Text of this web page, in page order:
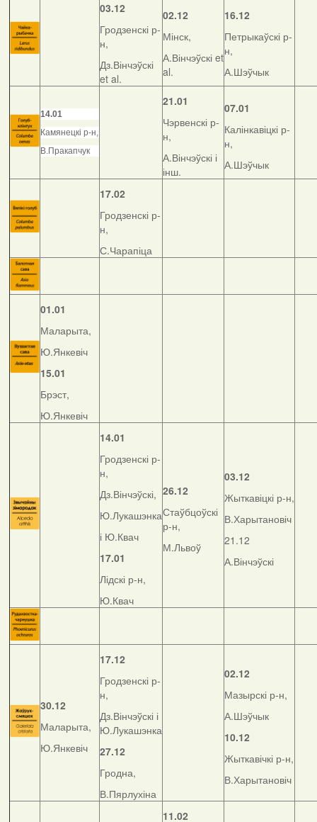
03.12
Гродзенскі р-
н,
Дз.Вінчэўскі
et al.
02.12
Мінск,
А.Вінчэўскі et
al.
16.12
Петрыкаўскі р-
н,
А.Шэўчык
14.01
Камянецкі р-н,
В.Пракапчук
21.01
Чэрвенскі р-
н,
А.Вінчэўскі і
інш.
07.01
Калінкавіцкі р-
н,
А.Шэўчык
17.02
Гродзенскі р-
н,
С.Чарапіца
01.01
Маларыта,
Ю.Янкевіч
15.01
Брэст,
Ю.Янкевіч
14.01
Гродзенскі р-
н,
Дз.Вінчэўскі,
Ю.Лукашэнка
і Ю.Квач
17.01
Лідскі р-н,
Ю.Квач
26.12
Стаўбцоўскі
р-н,
М.Львоў
03.12
Жыткавіцкі р-н,
В.Харытановіч
21.12
А.Вінчэўскі
30.12
Маларыта,
Ю.Янкевіч
17.12
Гродзенскі р-
н,
Дз.Вінчэўскі і
Ю.Лукашэнка
27.12
Гродна,
В.Пярлухіна
02.12
Мазырскі р-н,
А.Шэўчык
10.12
Жыткавічкі р-н,
В.Харытановіч
11.02